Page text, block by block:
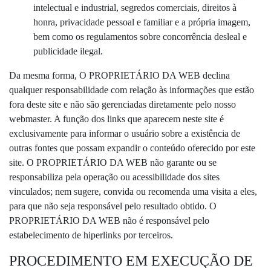
intelectual e industrial, segredos comerciais, direitos à
honra, privacidade pessoal e familiar e a própria imagem,
bem como os regulamentos sobre concorrência desleal e
publicidade ilegal.
Da mesma forma, O PROPRIETÁRIO DA WEB declina
qualquer responsabilidade com relação às informações que estão
fora deste site e não são gerenciadas diretamente pelo nosso
webmaster. A função dos links que aparecem neste site é
exclusivamente para informar o usuário sobre a existência de
outras fontes que possam expandir o conteúdo oferecido por este
site. O PROPRIETÁRIO DA WEB não garante ou se
responsabiliza pela operação ou acessibilidade dos sites
vinculados; nem sugere, convida ou recomenda uma visita a eles,
para que não seja responsável pelo resultado obtido. O
PROPRIETÁRIO DA WEB não é responsável pelo
estabelecimento de hiperlinks por terceiros.
PROCEDIMENTO EM EXECUÇÃO DE